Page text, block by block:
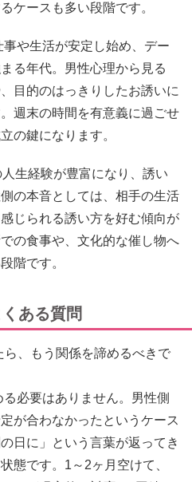
ケースも多い段階です。
事や生活が安定し始め、デー
る年代。男性心理から見る
目的のはっきりしたお誘いに
週末の時間を有意義に過ごせ
の鍵になります。
生経験が豊富になり、誘い
の本音としては、相手の生活
じられる誘い方を好む傾向が
の食事や、文化的な催し物へ
階です。
ある質問
、もう関係を諦めるべきで
必要はありません。男性側
が合わなかったというケース
日に」という言葉が返ってき
態です。1～2ヶ月空けて、